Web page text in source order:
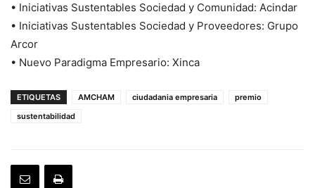
• Iniciativas Sustentables Sociedad y Comunidad: Acindar
• Iniciativas Sustentables Sociedad y Proveedores: Grupo
Arcor
• Nuevo Paradigma Empresario: Xinca
ETIQUETAS AMCHAM ciudadania empresaria
premio
sustentabilidad